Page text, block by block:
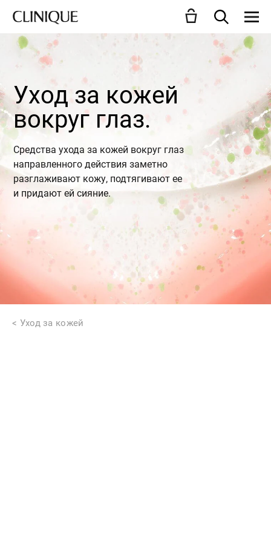
Уход за кожей
вокруг глаз.
Средства ухода за кожей вокруг глаз
направленного действия заметно
разглаживают кожу, подтягивают ее
и придают ей сияние.
Уход за кожей